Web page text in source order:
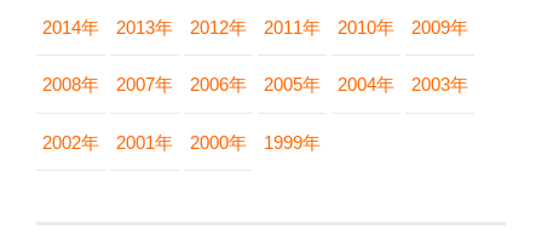
2014年 2013年 2012年 2011年 2010年 2009年
2008年 2007年 2006年 2005年 2004年 2003年
2002年 2001年 2000年 1999年